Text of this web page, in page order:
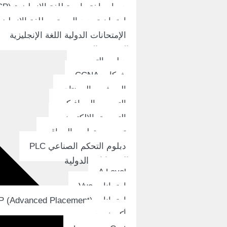
دورات اختصاصية للغة الإنجليزية (ESP)
امتحان تحديد المستوى للغة
الإمتحانات الدولية اللغة الإنجليزية
دبلوم التصوير
شبكات CCNA
الموشن والمونتاج
التصميم الجرافيكي
التسويق الإلكتروني
تصميم وتطوير المواقع
دبلوم التحكم الصناعي PLC
الإمتحانات الدولية
A Level
امتحانات Vue
امتحانات AP (Advanced Placement)
أكسفورد